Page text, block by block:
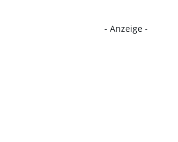
- Anzeige -